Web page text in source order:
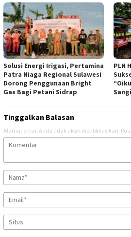
Solusi Energi Irigasi, Pertamina
Patra Niaga Regional Sulawesi
Dorong Penggunaan Bright
Gas Bagi Petani Sidrap
PLN
Tinggalkan Balasan
Alamat email Anda tidak akan dipublikasikan.